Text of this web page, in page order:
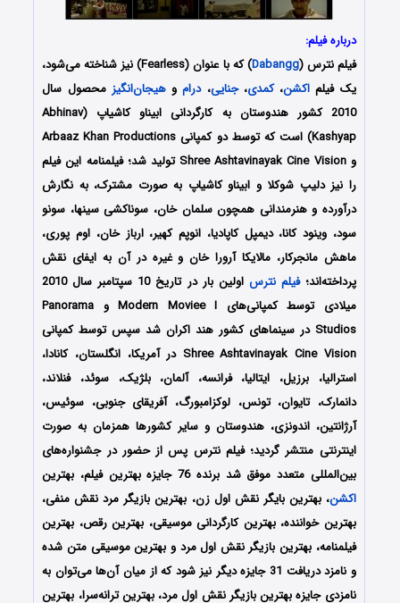
درباره فیلم:
فیلم نترس (Dabangg
) که با عنوان (Fearless) نیز شناخته می‌شود،
یک فیلم اکشن،کمدی،جنایی،دراموهیجان‌انگیز محصول سال
2010 کشور هندوستان به کارگردانی ابیناو کاشیاپ (Abhinav
Kashyap) است که توسط دو کمپانی‌ Arbaaz Khan Productions
و Shree Ashtavinayak Cine Vision تولید شد؛ فیلمنامه این فیلم
را نیز دلیپ شوکلا و ابیناو کاشیاپ به صورت مشترک، به نگارش
درآورده و هنرمندانی همچون سلمان خان، سوناکشی سینها، سونو
سود، وینود کانا، دیمپل کاپادیا، انوپم کهیر، ارباز خان، اوم پوری،
ماهش مانجرکار، مالایکا آرورا خان و غیره در آن به ایفای نقش
پرداخته‌اند؛فیلم نترس
اولین بار در تاریخ 10 سپتامبر سال 2010
میلادی توسط کمپانی‌های Modern Moviee I و Panorama
Studios در سینماهای کشور هند اکران شد سپس توسط کمپانی
Shree Ashtavinayak Cine Vision در آمریکا، انگلستان، کانادا،
استرالیا، برزیل، ایتالیا، فرانسه، آلمان، بلژیک، سوئد، فنلاند،
دانمارک، تایوان، تونس، لوکزامبورگ، آفریقای جنوبی، سوئیس،
آرژانتین، اندونزی، هندوستان و سایر کشورها همزمان به صورت
اینترنتی منتشر گردید؛ فیلم نترس پس از حضور در جشنواره‌‌‌های
بین‌المللی متعدد موفق شد برنده 76 جایزه بهترین فیلم، بهترین
اکشن، بهترین بایگر نقش اول زن، بهترین بازیگر مرد نقش منفی،
بهترین خواننده، بهترین کارگردانی موسیقی، بهترین رقص، بهترین
فیلمنامه، بهترین بازیگر نقش اول مرد و بهترین موسیقی متن شده
و نامزد دریافت 31 جایزه دیگر نیز شود که از میان آن‌ها می‌توان به
نامزدی جایزه بهترین بازیگر نقش اول مرد، بهترین ترانه‌سرا، بهترین